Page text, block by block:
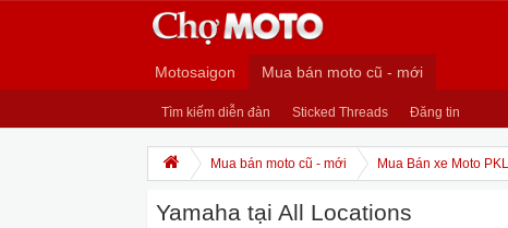
Motosaigon Mua bán moto cũ - mới
Tìm kiếm diễn đàn Sticked Threads Đăng tin
Mua bán moto cũ - mới Mua Bán xe Moto PKL
Yamaha tại All Locations